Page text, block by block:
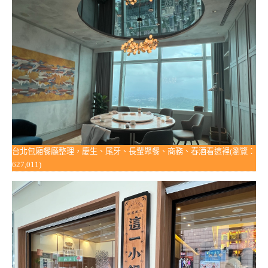
台北包廂餐廳整理，慶生、尾牙、長輩聚餐、商務、春酒看這裡(瀏覽：
627,011)